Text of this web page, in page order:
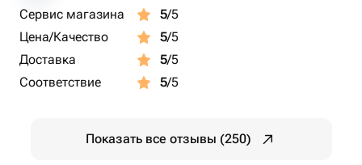
Сервис магазина 5/5
Цена/Качество
5/5
Доставка
5/5
Соответствие
5/5
Показать все отзывы (250)